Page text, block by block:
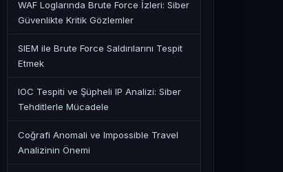
WAF Loglarında Brute Force İzleri: Siber
Güvenlikte Kritik Gözlemler
SIEM ile Brute Force Saldırılarını Tespit
Etmek
IOC Tespiti ve Şüpheli IP Analizi: Siber
Tehditlerle Mücadele
Coğrafi Anomali ve Impossible Travel
Analizinin Önemi